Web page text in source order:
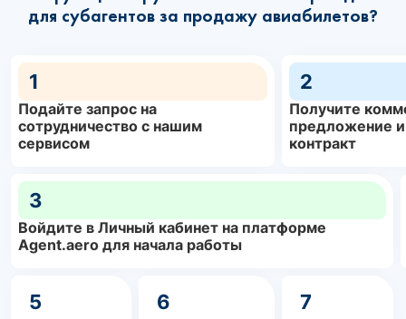
для субагентов за продажу авиабилетов?
1
Подайте запрос на
сотрудничество с нашим
сервисом
2
Получите
предложение
контракт
3
Войдите в Личный кабинет на платформе
Agent.aero для начала работы
5 6 7